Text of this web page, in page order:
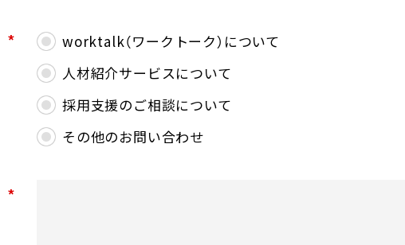
*
worktalk（ワークトーク）について
人材紹介サービスについて
採用支援のご相談について
その他のお問い合わせ
*